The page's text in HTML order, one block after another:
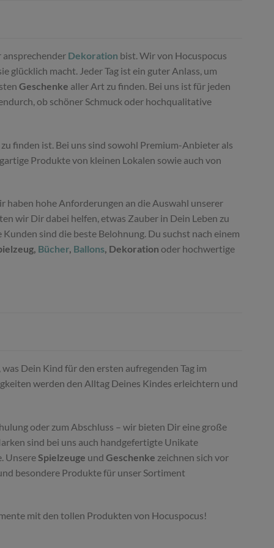
Dekoration bist. Wir von Hocuspocus
glücklich macht. Jeder Tag ist ein guter Anlass, um
Geschenke aller Art zu finden. Bei uns ist für jeden
ob schöner Schmuck oder hochqualitative
finden ist. Bei uns sind sowohl Premium-Anbieter als
Produkte von kleinen Lokalen sowie auch von
haben hohe Anforderungen an die Auswahl unserer
wir Dir dabei helfen, etwas Zauber in Dein Leben zu
sind die beste Belohnung. Du suchst nach einem
Bücher, Ballons, Dekoration oder hochwertige
Dein Kind für den ersten aufregenden Tag im
werden den Alltag Deines Kindes erleichtern und
oder zum Abschluss – wir bieten Dir eine große
sind bei uns auch handgefertigte Unikate
Unsere Spielzeuge und Geschenke zeichnen sich vor
besondere Produkte für unser Sortiment
mit den tollen Produkten von Hocuspocus!